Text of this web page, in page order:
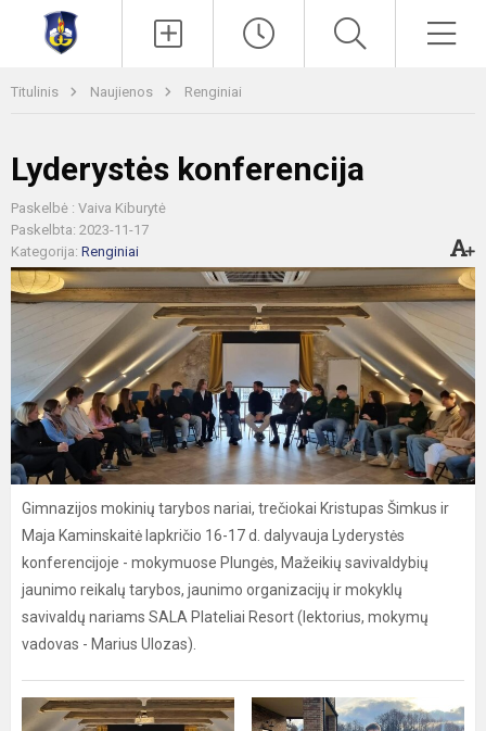
Titulinis Naujienos Renginiai
Lyderystės konferencija
Paskelbė : Vaiva Kiburytė
Paskelbta: 2023-11-17
Kategorija: Renginiai
Gimnazijos mokinių tarybos nariai, trečiokai Kristupas Šimkus ir
Maja Kaminskaitė lapkričio 16-17 d. dalyvauja Lyderystės
konferencijoje - mokymuose Plungės, Mažeikių savivaldybių
jaunimo reikalų tarybos, jaunimo organizacijų ir mokyklų
savivaldų nariams SALA Plateliai Resort (lektorius, mokymų
vadovas - Marius Ulozas).